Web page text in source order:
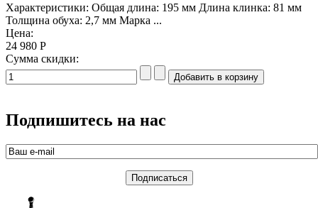
Характеристики: Общая длина: 195 мм Длина клинка: 81 мм
Толщина обуха: 2,7 мм Марка ...
Цена:
24 980 Р
Сумма скидки:
Подпишитесь на нас